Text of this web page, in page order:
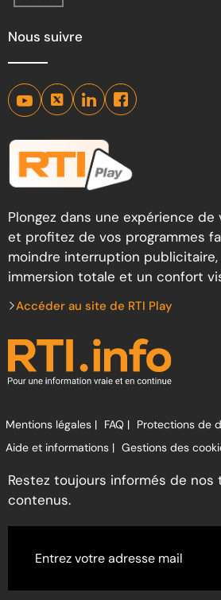
Nous suivre
Plongez dans une expérience de
et profitez de vos programmes
moindre interruption publicitaire,
immersion totale et un confort
Accéder au site de RTI Play
Mentions légales | FAQ | Protections de
Aide et informations | Gestions des
Restez toujours informés de
contenus.